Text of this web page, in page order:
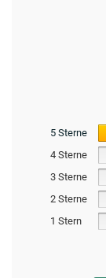
5 Sterne
4 Sterne
3 Sterne
2 Sterne
1 Stern